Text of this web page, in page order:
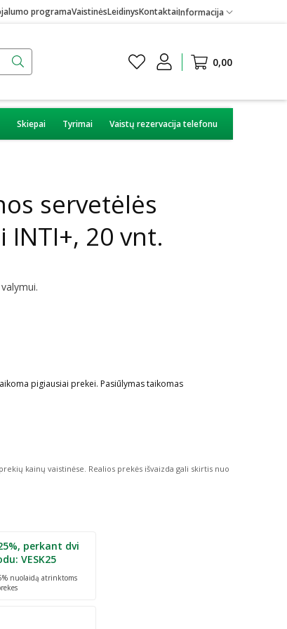
programaVaistinėsLeidinysKontaktaiInformacija
0,00
Skiepai Tyrimai Vaistų rezervacija telefonu
servetėlės
20 vnt.
pigiausiai prekei. Pasiūlymas taikomas
kainų vaistinėse. Realios prekės išvaizda gali skirtis nuo
perkant dvi
VESK25
nuolaidą atrinktoms